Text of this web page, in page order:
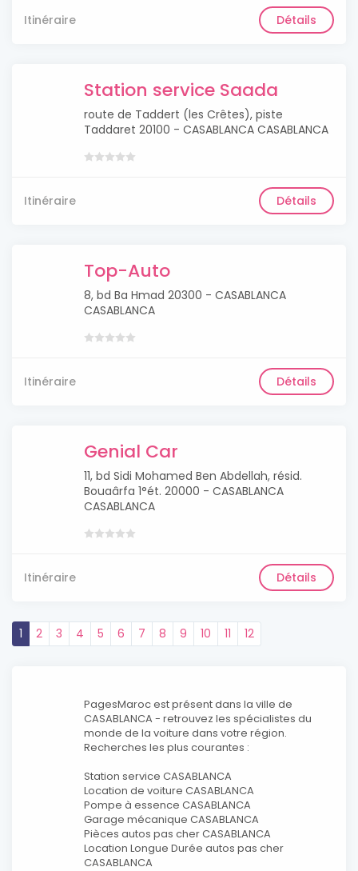
Itinéraire Détails
Station service Saada
route de Taddert (les Crêtes), piste
Taddaret 20100 - CASABLANCA CASABLANCA
Itinéraire Détails
Top-Auto
8, bd Ba Hmad 20300 - CASABLANCA
CASABLANCA
Itinéraire Détails
Genial Car
11, bd Sidi Mohamed Ben Abdellah, résid.
Bouaârfa 1°ét. 20000 - CASABLANCA
CASABLANCA
Itinéraire Détails
1 2 3 4 5 6 7 8 9 10 11 12
PagesMaroc est présent dans la ville de
CASABLANCA - retrouvez les spécialistes du
monde de la voiture dans votre région.
Recherches les plus courantes :
Station service CASABLANCA
Location de voiture CASABLANCA
Pompe à essence CASABLANCA
Garage mécanique CASABLANCA
Pièces autos pas cher CASABLANCA
Location Longue Durée autos pas cher
CASABLANCA